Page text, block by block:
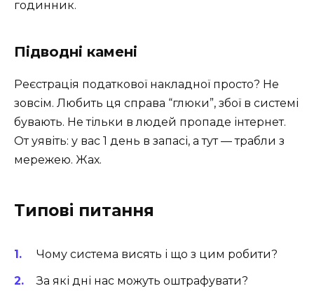
годинник.
Підводні камені
Реєстрація податкової накладної просто? Не
зовсім. Любить ця справа “глюки”, збої в системі
бувають. Не тільки в людей пропаде інтернет.
От уявіть: у вас 1 день в запасі, а тут — трабли з
мережею. Жах.
Типові питання
Чому система висять і що з цим робити?
За які дні нас можуть оштрафувати?